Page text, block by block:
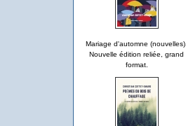
Mariage d'automne (nouvelles).
Nouvelle édition reliée, grand
format.